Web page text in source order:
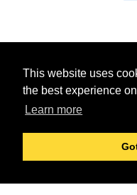
This website uses
the best experience
Learn more
© 2026 Contrast Security